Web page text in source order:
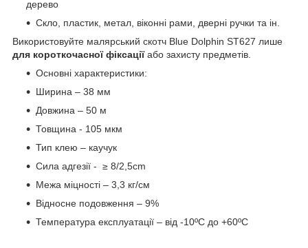
дерево
Скло, пластик, метал, віконні рами, дверні ручки та ін.
Використовуйте малярський скотч Blue Dolphin ST627 лише
для короткочасної фіксаціїабо захисту предметів.
Основні характеристики:
Ширина – 38 мм
Довжина – 50 м
Товщина - 105 мкм
Тип клею – каучук
Сила адгезії - ≥ 8/2,5cm
Межа міцності – 3,3 кг/см
Відносне подовження – 9%
Температура експлуатації – від -10ºC до +60ºC